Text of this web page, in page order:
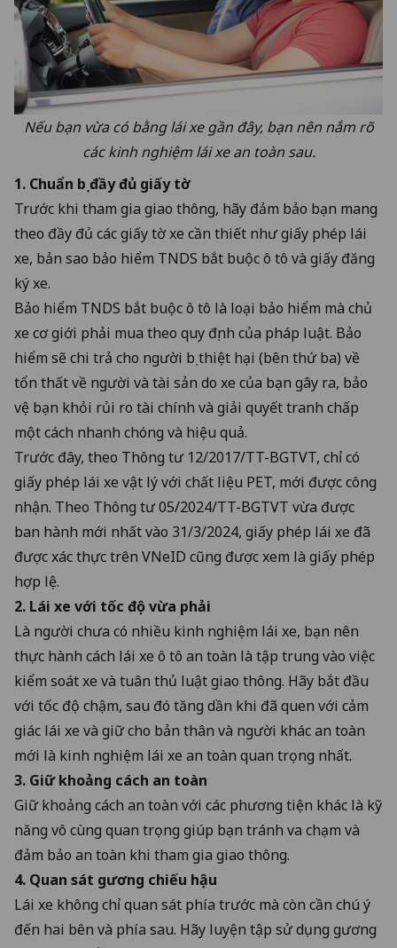
Nếu bạn vừa có bằng lái xe gần đây, bạn nên nắm rõ
các kinh nghiệm lái xe an toàn sau.
1. Chuẩn bị đầy đủ giấy tờ
Trước khi tham gia giao thông, hãy đảm bảo bạn mang
theo đầy đủ các giấy tờ xe cần thiết như giấy phép lái
xe, bản sao bảo hiểm TNDS bắt buộc ô tô và giấy đăng
ký xe.
Bảo hiểm TNDS bắt buộc ô tô là loại bảo hiểm mà chủ
xe cơ giới phải mua theo quy định của pháp luật. Bảo
hiểm sẽ chi trả cho người bị thiệt hại (bên thứ ba) về
tổn thất về người và tài sản do xe của bạn gây ra, bảo
vệ bạn khỏi rủi ro tài chính và giải quyết tranh chấp
một cách nhanh chóng và hiệu quả.
Trước đây, theo Thông tư 12/2017/TT-BGTVT, chỉ có
giấy phép lái xe vật lý với chất liệu PET, mới được công
nhận. Theo Thông tư 05/2024/TT-BGTVT vừa được
ban hành mới nhất vào 31/3/2024, giấy phép lái xe đã
được xác thực trên VNeID cũng được xem là giấy phép
hợp lệ.
2. Lái xe với tốc độ vừa phải
Là người chưa có nhiều kinh nghiệm lái xe, bạn nên
thực hành cách lái xe ô tô an toàn là tập trung vào việc
kiểm soát xe và tuân thủ luật giao thông. Hãy bắt đầu
với tốc độ chậm, sau đó tăng dần khi đã quen với cảm
giác lái xe và giữ cho bản thân và người khác an toàn
mới là kinh nghiệm lái xe an toàn quan trọng nhất.
3. Giữ khoảng cách an toàn
Giữ khoảng cách an toàn với các phương tiện khác là kỹ
năng vô cùng quan trọng giúp bạn tránh va chạm và
đảm bảo an toàn khi tham gia giao thông.
4. Quan sát gương chiếu hậu
Lái xe không chỉ quan sát phía trước mà còn cần chú ý
đến hai bên và phía sau. Hãy luyện tập sử dụng gương